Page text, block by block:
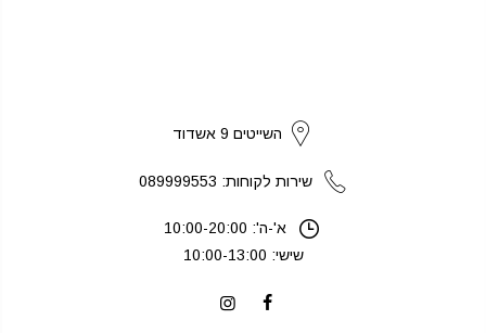
השייטים 9 אשדוד
שירות לקוחות: 089999553
א'-ה': 10:00-20:00
שישי: 10:00-13:00